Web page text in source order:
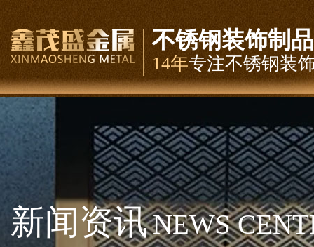
不锈钢装饰制品
14年专注不锈钢装
新闻资讯NEWS